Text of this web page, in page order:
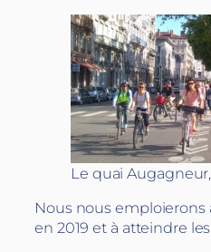
Le quai
Nous nous emploierons
en 2019 et à atteindre